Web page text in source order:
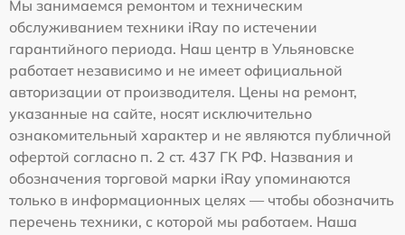
Мы занимаемся ремонтом и техническим
обслуживанием техники iRay по истечении
гарантийного периода. Наш центр в Ульяновске
работает независимо и не имеет официальной
авторизации от производителя. Цены на ремонт,
указанные на сайте, носят исключительно
ознакомительный характер и не являются публичной
офертой согласно п. 2 ст. 437 ГК РФ. Названия и
обозначения торговой марки iRay упоминаются
только в информационных целях — чтобы обозначить
перечень техники, с которой мы работаем. Наша